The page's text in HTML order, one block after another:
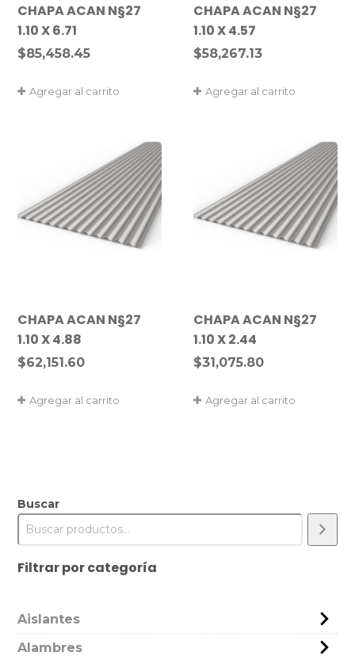
CHAPA ACAN N§27
1.10 X 6.71
$85,458.45
Agregar al carrito
CHAPA ACAN N§27
1.10 X 4.57
$58,267.13
Agregar al carrito
CHAPA ACAN N§27
1.10 X 4.88
$62,151.60
Agregar al carrito
CHAPA ACAN N§27
1.10 X 2.44
$31,075.80
Agregar al carrito
Buscar
Filtrar por categoría
Aislantes
Alambres